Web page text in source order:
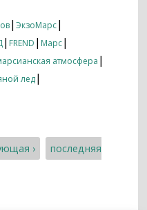
|ЭкзоМарс|
| FREND | Марс|
атмосфера |
лед|
›
последняя